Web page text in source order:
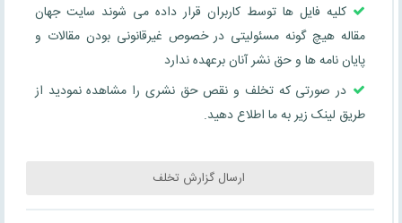
کلیه فایل ها توسط کاربران قرار داده می شوند سایت جهان
مقاله هیچ گونه مسئولیتی در خصوص غیرقانونی بودن مقالات و
پایان نامه ها و حق نشر آنان برعهده ندارد
در صورتی که تخلف و نقص حق نشری را مشاهده نمودید از
طریق لینک زیر به ما اطلاع دهید.
ارسال گزارش تخلف